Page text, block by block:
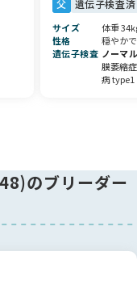
父 遺伝子検査済
サイズ
体重
性格
穏やか
遺伝子検査 ノーマ
膜萎縮
病 type1
のブリーダー